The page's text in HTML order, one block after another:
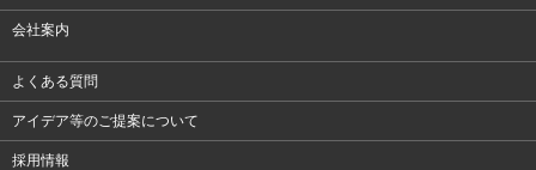
会社案内
よくある質問
アイデア等のご提案について
採用情報